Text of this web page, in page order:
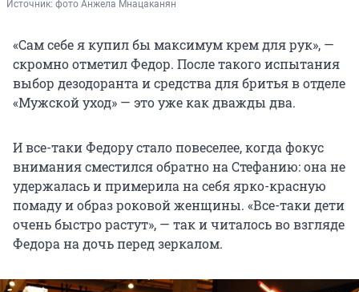
Источник: фото Анжела Мнацаканян
«Сам себе я купил бы максимум крем для рук», —
скромно отметил Федор. После такого испытания
выбор дезодоранта и средства для бритья в отделе
«Мужской уход» — это уже как дважды два.
И все-таки Федору стало повеселее, когда фокус
внимания сместился обратно на Стефанию: она не
удержалась и примерила на себя ярко-красную
помаду и образ роковой женщины. «Все-таки дети
очень быстро растут», — так и читалось во взгляде
Федора на дочь перед зеркалом.